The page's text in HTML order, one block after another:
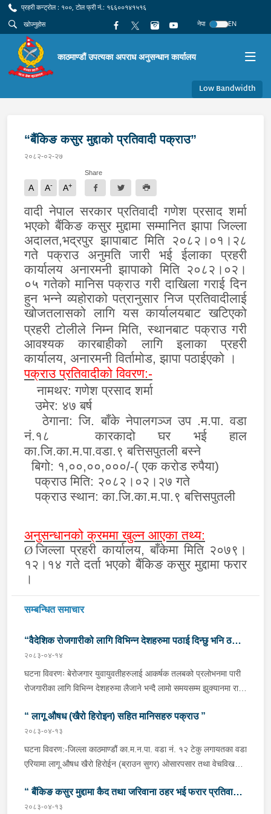
प्रहरी कन्ट्रोल : १००, टोल फ्री नं.: १६६००१४१५१६
नेपा
EN
काठमाण्डौं उपत्यका अपराध अनुसन्धान कार्यालय
Low Bandwidth
“बैंकिङ कसुर मुद्दाको प्रतिवादी पक्राउ”
२०८२-०२-२७
A A- A+
Share
वादी नेपाल सरकार प्रतिवादी गणेश प्रसाद शर्मा
भएको बैंकिङ कसुर मुद्दामा सम्मानित झापा जिल्ला
अदालत,भद्रपुर झापाबाट मिति २०८२।०१।२८
गते पक्राउ अनुमति जारी भई ईलाका प्रहरी
कार्यालय अनारमनी झापाको मिति २०८२।०२।
०५ गतेको मानिस पक्राउ गरी दाखिला गराई दिन
हुन भन्ने व्यहोराको पत्रानुसार निज प्रतिवादीलाई
खोजतलासको लागियस कार्यालयबाट खटिएको
प्रहरी टोलीले निम्न मिति, स्थानबाट पक्राउ गरी
आवश्यक कारबाहीको लागि इलाका प्रहरी
कार्यालय, अनारमनी विर्तामोड, झापा पठाईएको ।
पक्राउ प्रतिवादीको विवरण:-
नामथर:गणेश प्रसाद शर्मा
उमेर: ४७ बर्ष
ठेगाना:जि. बाँके नेपालगञ्ज उप .म.पा. वडा
नं.१८ कारकादो घर भई हाल
का.जि.का.म.पा.वडा.९ बत्तिसपुतली बस्ने
बिगो: १,००,००,०००/-( एक करोड रुपैया)
पक्राउ मिति: २०८२।०२।२७ गते
पक्राउ स्थान: का.जि.का.म.पा.९ बत्तिसपुतली
अनुसन्धानको क्रममा खुल्न आएका तथ्य:
Ø जिल्लाप्रहरी कार्यालय, बाँकेमामिति २०७९।
१२।१४ गते दर्ता भएको बैंकिङ कसुर मुद्दामा फरार
।
सम्बन्धित समाचार
“वैदेशिक रोजगारीको लागि विभिन्न देशहरुमा पठाई दिन्छु भनि ठगी
गर्ने व्यक्तिहरु पक्राउ"
२०८३-०४-१४
घटना विवरणः बेरोजगार युवायुवतीहरुलाई आकर्षक तलबको प्रलोभनमा पारी
रोजगारीका लागि विभिन्न देशहरुमा लैजाने भन्दै लामो समयसम्म झुक्यानमा राखि
अनुसन्धान हुँदा विदेश पठाउने भनि ठगी गर्ने निम्न प्रतिवादीहरुलाई काठमाडौं
उपत्यकाका विभिन्न स्थानहरुबाट पक्राउ गरी थप अनुसन्धान तथा आवश्यक
कारवाहीको लागि वैदेशिक रोजगार विभाग ताहाचल, काठमाडौं पठाईएको ।
पक्राउ व्यक्तिहरुको विवरणः-१. नाम थर :- पवन कुमार के.सी.
गा.पा. वडा नं.०६ । हाल :- जिल्ला काठमाडौं टोखा न.पा. वडा
नं.१० । देश :- सिंगापुर रकम :-
“ लागू औषध (खैरो हिरोइन) सहित मानिसहरु पक्राउ ”
२०८३-०४-१३
घटना विवरण:-जिल्ला काठमाण्डौं का.म.न.पा. वडा नं. १२ टेकु लगायतका वडा
एरियामा लागू औषध खैरो हिरोईन (ब्राउन सुगर) ओसारपसार तथा वेचविखन
टोलीले मिति २०८३/०४/१२ गते अं १९;०० बजेको समयमा जिल्ला काठमाण्डौं
का.म.न.पा.वडा नं.१२ टेकु मयलवारीमा बा ४६ प १६२ नम्बरको स्कुटर रोकी
“ बैंकिङ कसुर मुद्दामा कैद तथा जरिवाना ठहर भई फरार प्रतिवादी
पक्राउ”
२०८३-०४-१३